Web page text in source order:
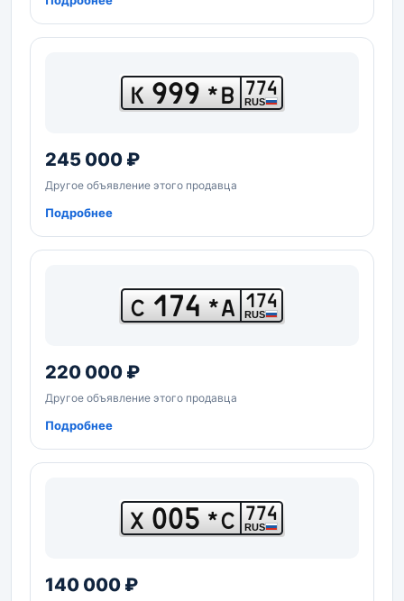
К 999 *В 774
RUS
245 000 ₽
Другое объявление этого продавца
Подробнее
С 174 *А 174
RUS
220 000 ₽
Другое объявление этого продавца
Подробнее
Х 005 *С 774
RUS
140 000 ₽